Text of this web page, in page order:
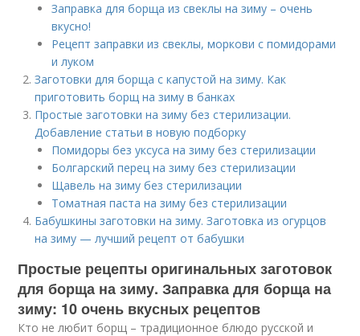
Заправка для борща из свеклы на зиму – очень
вкусно!
Рецепт заправки из свеклы, моркови с помидорами
и луком
Заготовки для борща с капустой на зиму. Как
приготовить борщ на зиму в банках
Простые заготовки на зиму без стерилизации.
Добавление статьи в новую подборку
Помидоры без уксуса на зиму без стерилизации
Болгарский перец на зиму без стерилизации
Щавель на зиму без стерилизации
Томатная паста на зиму без стерилизации
Бабушкины заготовки на зиму. Заготовка из огурцов
на зиму — лучший рецепт от бабушки
Простые рецепты оригинальных заготовок
для борща на зиму. Заправка для борща на
зиму: 10 очень вкусных рецептов
Кто не любит борщ – традиционное блюдо русской и